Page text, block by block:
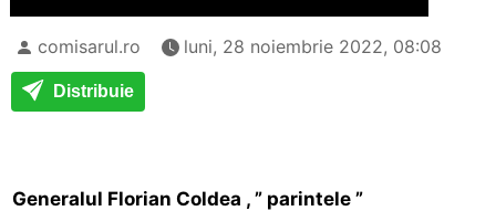
comisarul.ro luni, 28 noiembrie 2022, 08:08
Distribuie
Generalul Florian Coldea , ” parintele ”